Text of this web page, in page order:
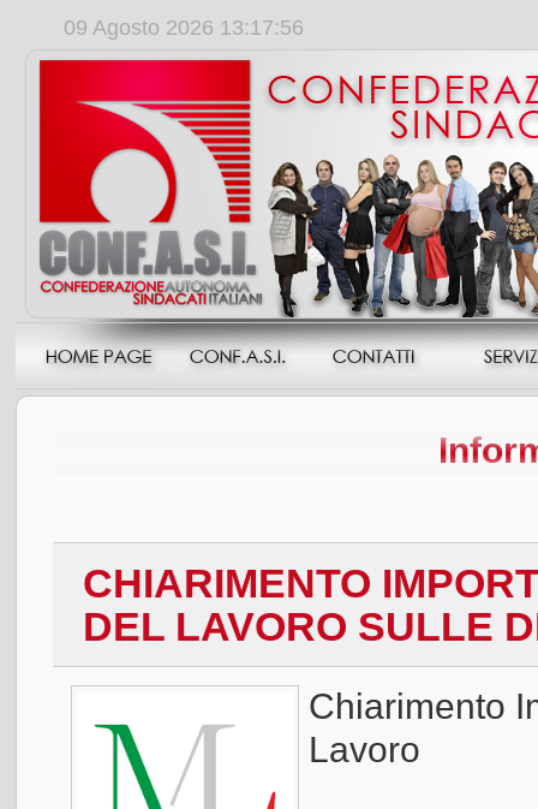
09 Agosto 2026 13:17:57
CHIARIMENTO
DEL LAVORO SULLE
Chiarimento
Lavoro